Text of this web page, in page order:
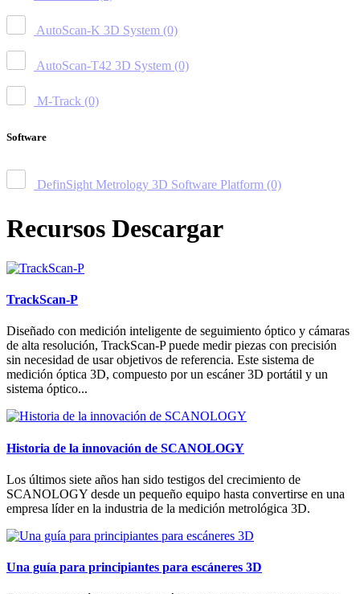
AutoScan-K 3D System (0)
AutoScan-T42 3D System (0)
M-Track (0)
Software
DefinSight Metrology 3D Software Platform (0)
Recursos Descargar
TrackScan-P
Diseñado con medición inteligente de seguimiento óptico y cámaras
de alta resolución, TrackScan-P puede medir piezas con precisión
sin necesidad de usar objetivos de referencia. Este sistema de
medición óptica 3D, compuesto por un escáner 3D portátil y un
sistema óptico...
Historia de la innovación de SCANOLOGY
Los últimos siete años han sido testigos del crecimiento de
SCANOLOGY desde un pequeño equipo hasta convertirse en una
empresa líder en la industria de la medición metrológica 3D.
Una guía para principiantes para escáneres 3D